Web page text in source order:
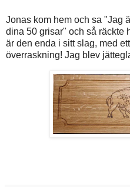
Jonas kom hem och sa "Jag
dina 50 grisar" och så räckte
är den enda i sitt slag, med
överraskning! Jag blev